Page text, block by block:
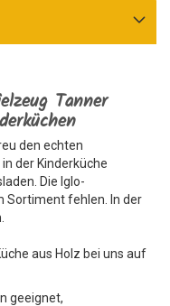
Tanner
den echten
der Kinderküche
Die Iglo-
Sortiment fehlen. In der
aus Holz bei uns auf
geeignet,